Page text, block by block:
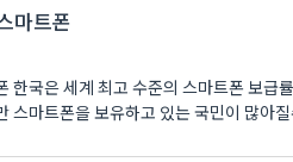
마트폰
이
스마트폰을 보유하고 있는 국민이 많아